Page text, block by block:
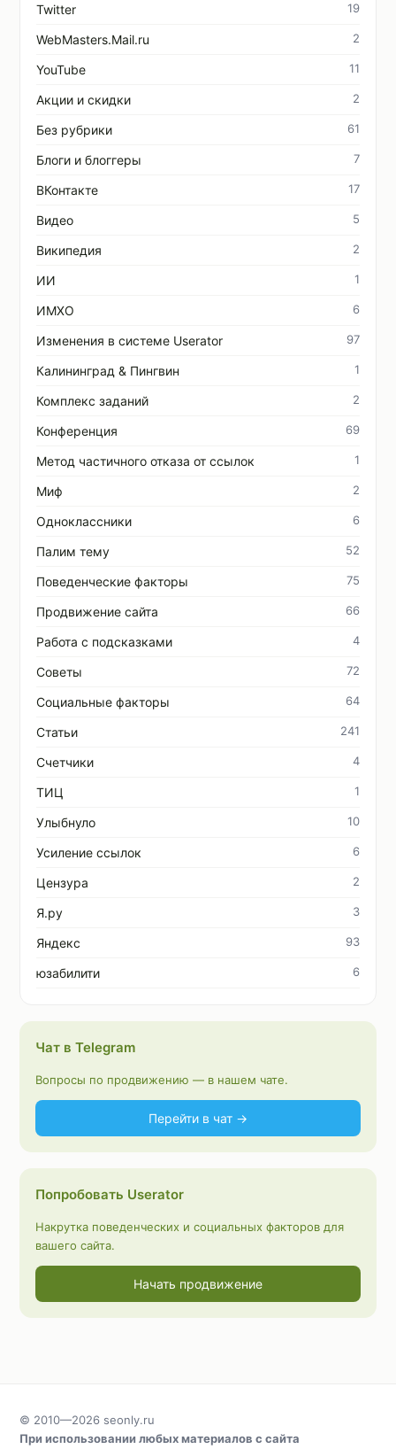
Twitter 19
WebMasters.Mail.ru 2
YouTube 11
Акции и скидки 2
Без рубрики 61
Блоги и блоггеры 7
ВКонтакте 17
Видео 5
Википедия 2
ИИ 1
ИМХО 6
Изменения в системе Userator 97
Калининград & Пингвин 1
Комплекс заданий 2
Конференция 69
Метод частичного отказа от ссылок 1
Миф 2
Одноклассники 6
Палим тему 52
Поведенческие факторы 75
Продвижение сайта 66
Работа с подсказками 4
Советы 72
Социальные факторы 64
Статьи 241
Счетчики 4
ТИЦ 1
Улыбнуло 10
Усиление ссылок 6
Цензура 2
Я.ру 3
Яндекс 93
юзабилити 6
Чат в Telegram
Вопросы по продвижению — в нашем чате.
Перейти в чат →
Попробовать Userator
Накрутка поведенческих и социальных факторов для
вашего сайта.
Начать продвижение
© 2010—2026 seonly.ru
При использовании любых материалов с сайта